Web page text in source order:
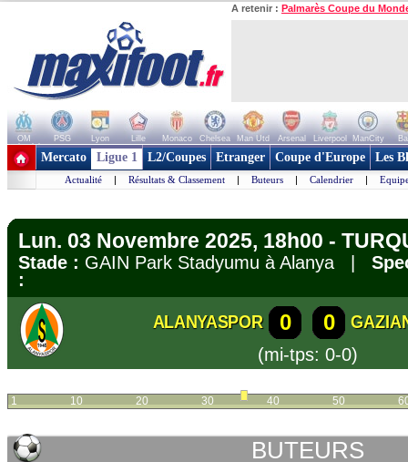
A retenir : Palmarès Coupe du
OM PSG Lyon Lille Monaco Chelsea Man Utd Arsenal Liverpool ManCity
+ de clubs
Mercato Ligue 1 L2/Coupes Etranger Coupe d'Europe Les
Actualité | Résultats & Classement | Buteurs | Calendrier |
Lun. 03 Novembre 2025, 18h00 -
Stade : GAIN Park Stadyumu à Alanya |
:
ALANYASPOR 0 0
(mi-tps: 0-0)
1 10 20 30 40 50
BUTEURS